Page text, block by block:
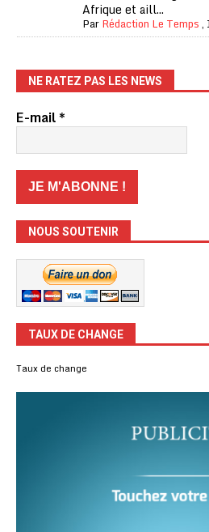
Afrique et aill...
ParRédaction Le Temps,
NE RATEZ PAS LES NEWS
E-mail*
NOUS SOUTENIR
TAUX DE CHANGE
Taux de change